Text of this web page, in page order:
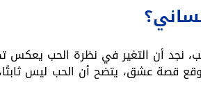
نجد أن التغير في نظرة الحب يعكس
قصة عشق، يتضح أن الحب ليس